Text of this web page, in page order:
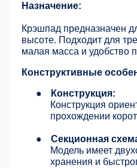
Назначение:
Крэшпад предназначен
высоте. Подходит для
малая масса и удобство
Конструктивные
●
Конструкция:
Конструкция
прохождении
●
Секционная
Модель имеет
хранения и